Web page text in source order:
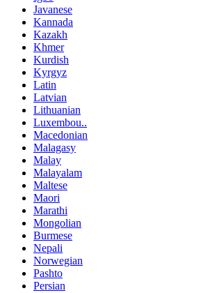
Javanese
Kannada
Kazakh
Khmer
Kurdish
Kyrgyz
Latin
Latvian
Lithuanian
Luxembou..
Macedonian
Malagasy
Malay
Malayalam
Maltese
Maori
Marathi
Mongolian
Burmese
Nepali
Norwegian
Pashto
Persian